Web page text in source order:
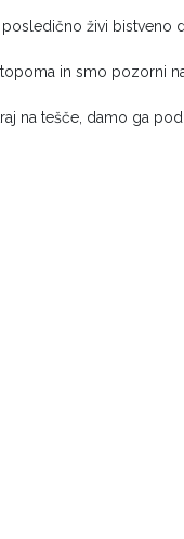
živi bistveno
in smo pozorni
na tešče, damo ga